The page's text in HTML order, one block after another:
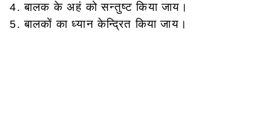
बालक के अहं को सन्तुष्ट किया जाय।
बालकों का ध्यान केन्द्रित किया जाय।